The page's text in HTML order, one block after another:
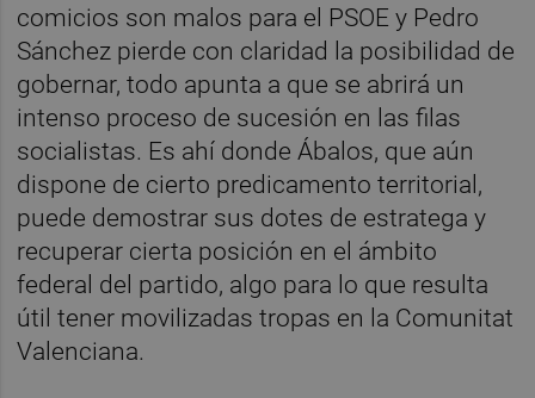
comicios son malos para el PSOE y Pedro
Sánchez pierde con claridad la posibilidad de
gobernar, todo apunta a que se abrirá un
intenso proceso de sucesión en las filas
socialistas. Es ahí donde Ábalos, que aún
dispone de cierto predicamento territorial,
puede demostrar sus dotes de estratega y
recuperar cierta posición en el ámbito
federal del partido, algo para lo que resulta
útil tener movilizadas tropas en la Comunitat
Valenciana.